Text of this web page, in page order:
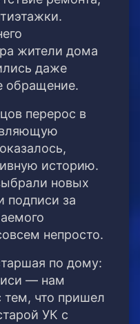
жители дома
даже
обращение.
перерос в
историю.
новых
подписи за
непросто.
по дому:
— нам
тем, что пришел
УК с